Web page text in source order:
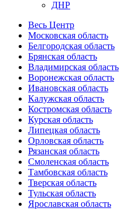
ДНР
Весь Центр
Московская область
Белгородская область
Брянская область
Владимирская область
Воронежская область
Ивановская область
Калужская область
Костромская область
Курская область
Липецкая область
Орловская область
Рязанская область
Смоленская область
Тамбовская область
Тверская область
Тульская область
Ярославская область